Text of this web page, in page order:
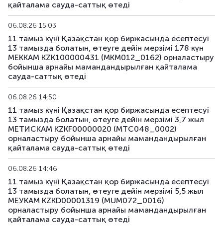
US181_3005 US912828ZQ64
US182_3305
US183_2710 US91282CLQ23 аралас
US184_2810 US91282CDF59 аралас
US185_2610
US186_2610 US912797SK41 аралас
US189_2610 US91282CJC64 аралас
US190_2612 US91282CJP77 аралас
US191_2806 US91282CCH25 аралас
US193_2612 US912797TC16 аралас
қайталама сауда-саттық өтеді
06.08.26 15:03
11 тамыз күні Қазақстан қор биржасында есептесуі
13 тамызда болатын, өтеуге дейін мерзімі 178 күн
МЕККАМ KZK100000431 (MKM012_0162) орналастыру
бойынша арнайы мамандандырылған қайталама
сауда-саттық өтеді
06.08.26 14:50
11 тамыз күні Қазақстан қор биржасында есептесуі
13 тамызда болатын, өтеуге дейін мерзімі 3,7 жыл
МЕТИСКАМ KZKF00000020 (MTC048_0002)
орналастыру бойынша арнайы мамандандырылған
қайталама сауда-саттық өтеді
06.08.26 14:46
11 тамыз күні Қазақстан қор биржасында есептесуі
13 тамызда болатын, өтеуге дейін мерзімі 5,5 жыл
МЕУКАМ KZKD00001319 (MUM072_0016)
орналастыру бойынша арнайы мамандандырылған
қайталама сауда-саттық өтеді